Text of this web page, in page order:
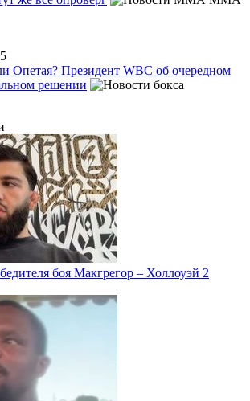
Опетая? Президент WBC об очередном
решении
боя Макгрегор – Холлоуэй 2